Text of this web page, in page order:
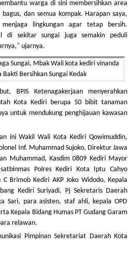
warga di sini membersihkan area
dan semua kompak. Harapan saya,
lingkungan agar tetap bersih.
di sekitar sungai juga semakin peduli
ujarnya.
BPJS Ketenagakerjaan menyerahkan
Kota Kediri berupa 50 bibit tanaman
untuk mendukung penghijauan kawasan
ini Wakil Wali Kota Kediri Qowimuddin,
Inf. Muhammad Sujoko, Direktur Jawa
Muhammad, Kasdim 0809 Kediri Mayor
Polres Kediri Kota Iptu Cahyo
Brimob Kediri AKP Joko Widodo, Kepala
Kediri Suriyadi, Pj Sekretaris Daerah
Sari, para asisten, staf ahli, kepala OPD
Kepala Bidang Humas PT Gudang Garam
relawan.
Pimpinan Sekretariat Daerah Kota